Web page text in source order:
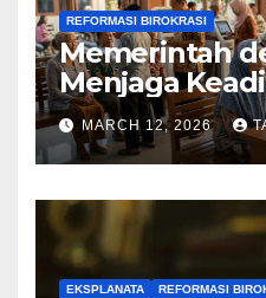
REFORMASI BIROKRASI
Memerintah
Menjaga
MARCH 12, 2026
EKSPLANATA REFORMASI